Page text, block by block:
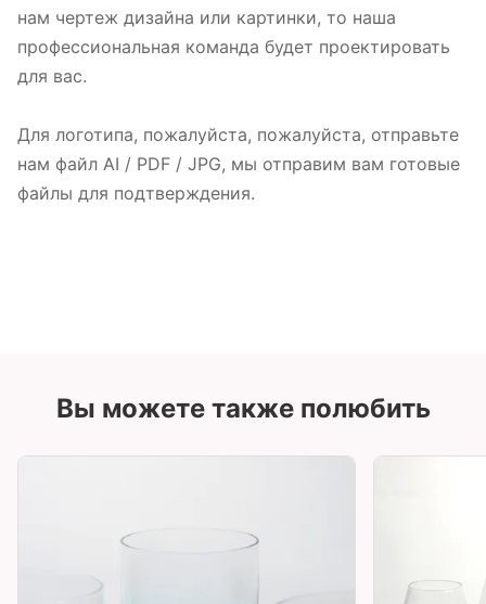
нам чертеж дизайна или картинки, то наша
профессиональная команда будет проектировать
для вас.
Для логотипа, пожалуйста, пожалуйста, отправьте
нам файл AI / PDF / JPG, мы отправим вам готовые
файлы для подтверждения.
Вы можете также полюбить